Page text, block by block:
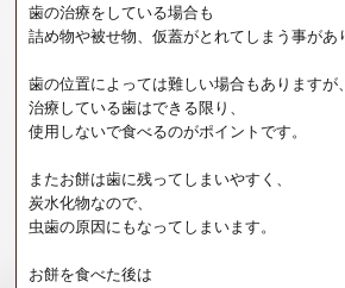
歯の治療をしている場合も
詰め物や被せ物、仮蓋がとれてしまう事があ
歯の位置によっては難しい場合もありますが、
治療している歯はできる限り、
使用しないで食べるのがポイントです。
またお餅は歯に残ってしまいやすく、
炭水化物なので、
虫歯の原因にもなってしまいます。
お餅を食べた後は